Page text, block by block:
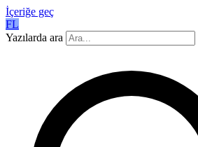
İçeriğe geç
FL
Yazılarda ara